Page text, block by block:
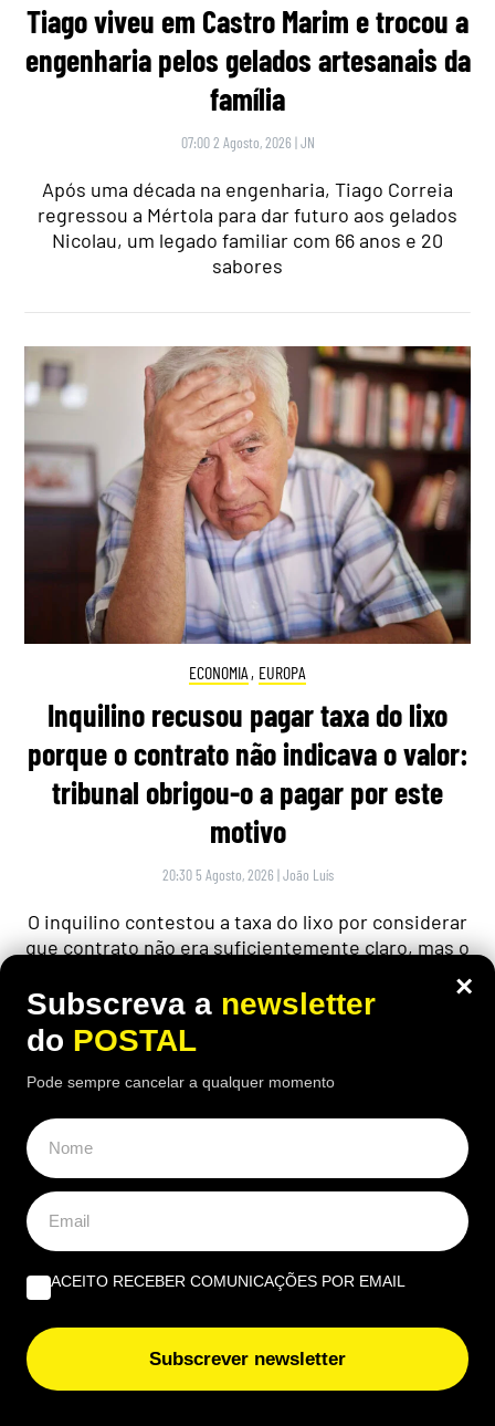
Tiago viveu em Castro Marim e trocou a
engenharia pelos gelados artesanais da
família
07:00 2 Agosto, 2026 |JN
Após uma década na engenharia, Tiago Correia
regressou a Mértola para dar futuro aos gelados
Nicolau, um legado familiar com 66 anos e 20
sabores
ECONOMIA , EUROPA
Inquilino recusou pagar taxa do lixo
porque o contrato não indicava o valor:
tribunal obrigou-o a pagar por este
motivo
20:30 5 Agosto, 2026 |João Luís
O inquilino contestou a taxa do lixo por considerar
que contrato não era suficientemente claro, mas o
ÚLTIMAS NOTÍCIAS
Americanos rendem-se a ilha portuguesa com “praia
dourada” de nove quilómetros que já foi eleita a melhor
do mundo como destino de bem-estar
Vem aí chuva forte, trovoada e rajadas até 100 km/h:
depressão vai ‘castigar’ esta região
Novo livro de Fernando Messias analisa impacto da
inteligência artificial na prática jurídica
×
Subscreva a newsletter
do POSTAL
Pode sempre cancelar a qualquer momento
ACEITO RECEBER COMUNICAÇÕES POR EMAIL
Subscrever newsletter